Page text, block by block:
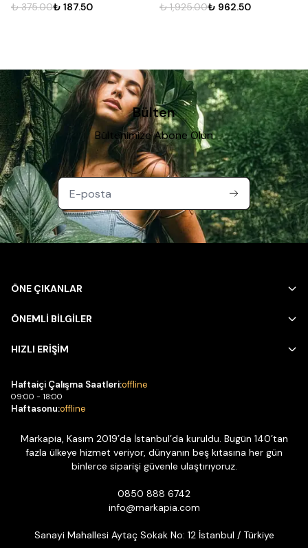
₺ 375.00₺ 187.50
₺ 1,925.00₺ 962.50
Bülten
Bültenimize Abone Olun
ÖNE ÇIKANLAR
ÖNEMLİ BİLGİLER
HIZLI ERİŞİM
Haftaiçi Çalışma Saatleri:offline
09:00 - 18:00
Haftasonu:offline
Markapia, Kasım 2019’da İstanbul’da kuruldu. Bugün 140’tan
fazla ülkeye hizmet veriyor, dünyanın beş kıtasına her gün
binlerce siparişi güvenle ulaştırıyoruz.
0850 888 6742
info@markapia.com
Sanayi Mahallesi Aytaç Sokak No: 12 İstanbul / Türkiye